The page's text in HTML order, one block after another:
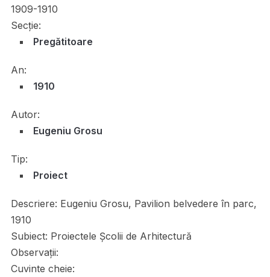
1909-1910
Secție:
Pregătitoare
An:
1910
Autor:
Eugeniu Grosu
Tip:
Proiect
Descriere: Eugeniu Grosu, Pavilion belvedere în parc,
1910
Subiect: Proiectele Școlii de Arhitectură
Observații:
Cuvinte cheie: